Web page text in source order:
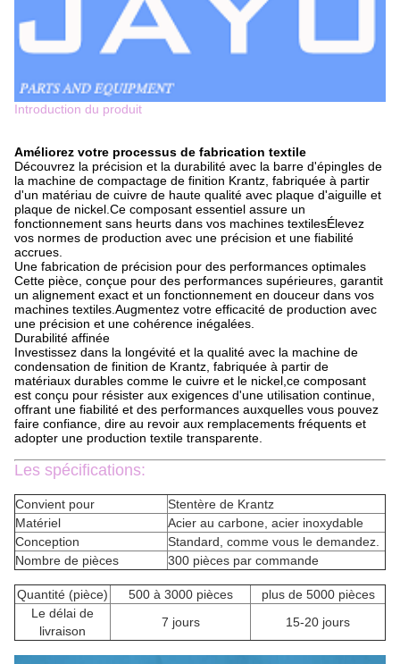
Introduction du produit
Améliorez votre processus de fabrication textile
Découvrez la précision et la durabilité avec la barre d'épingles de
la machine de compactage de finition Krantz, fabriquée à partir
d'un matériau de cuivre de haute qualité avec plaque d'aiguille et
plaque de nickel.Ce composant essentiel assure un
fonctionnement sans heurts dans vos machines textilesÉlevez
vos normes de production avec une précision et une fiabilité
accrues.
Une fabrication de précision pour des performances optimales
Cette pièce, conçue pour des performances supérieures, garantit
un alignement exact et un fonctionnement en douceur dans vos
machines textiles.Augmentez votre efficacité de production avec
une précision et une cohérence inégalées.
Durabilité affinée
Investissez dans la longévité et la qualité avec la machine de
condensation de finition de Krantz, fabriquée à partir de
matériaux durables comme le cuivre et le nickel,ce composant
est conçu pour résister aux exigences d'une utilisation continue,
offrant une fiabilité et des performances auxquelles vous pouvez
faire confiance, dire au revoir aux remplacements fréquents et
adopter une production textile transparente.
Les spécifications:
Convient pour
Stentère de Krantz
Matériel
Acier au carbone, acier inoxydable
Conception
Standard, comme vous le demandez.
Nombre de pièces
300 pièces par commande
Quantité (pièce) 500 à 3000 pièces
plus de 5000 pièces
Le délai de
livraison
7 jours 15-20 jours